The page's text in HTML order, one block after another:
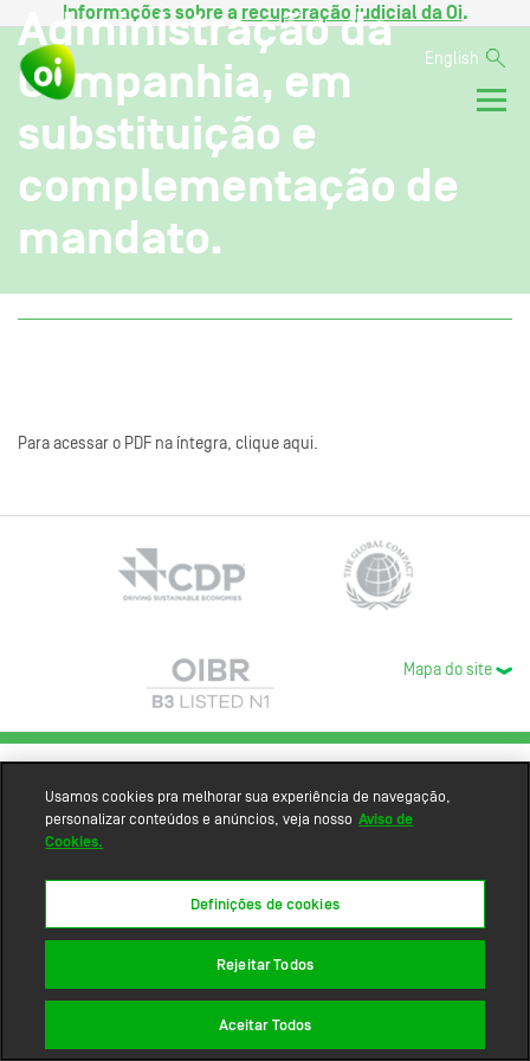
Informações sobre a recuperação judicial da Oi.
English
Administração da
Companhia, em
substituição e
complementação de
mandato.
Para acessar o PDF na íntegra, clique aqui.
Mapa do site
Usamos cookies pra melhorar sua experiência de navegação,
personalizar conteúdos e anúncios, veja nosso Aviso de
Cookies.
Definições de cookies
Rejeitar Todos
Aceitar Todos